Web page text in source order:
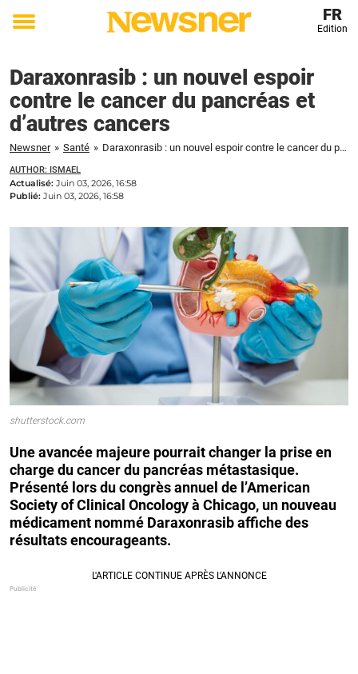
Toggle
FR
Edition
Daraxonrasib : un nouvel espoir
contre le cancer du pancréas et
d’autres cancers
Newsner » Santé » Daraxonrasib : un nouvel espoir contre le cancer du pancréas et d'autres cancers
AUTHOR: ISMAEL
Actualisé: Juin 03, 2026, 16:58
Publié: Juin 03, 2026, 16:58
shutterstock.com
Une avancée majeure pourrait changer la prise en
charge du cancer du pancréas métastasique.
Présenté lors du congrès annuel de l’American
Society of Clinical Oncology à Chicago, un nouveau
médicament nommé Daraxonrasib affiche des
résultats encourageants.